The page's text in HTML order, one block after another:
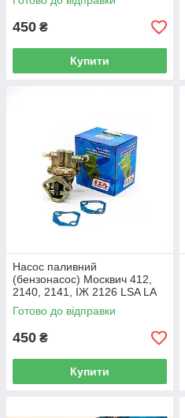
450 ₴
Купити
Насос паливний
(бензонасос) Москвич 412,
2140, 2141, ІЖ 2126 LSA LA
412-1106010
Готово до відправки
450 ₴
Купити